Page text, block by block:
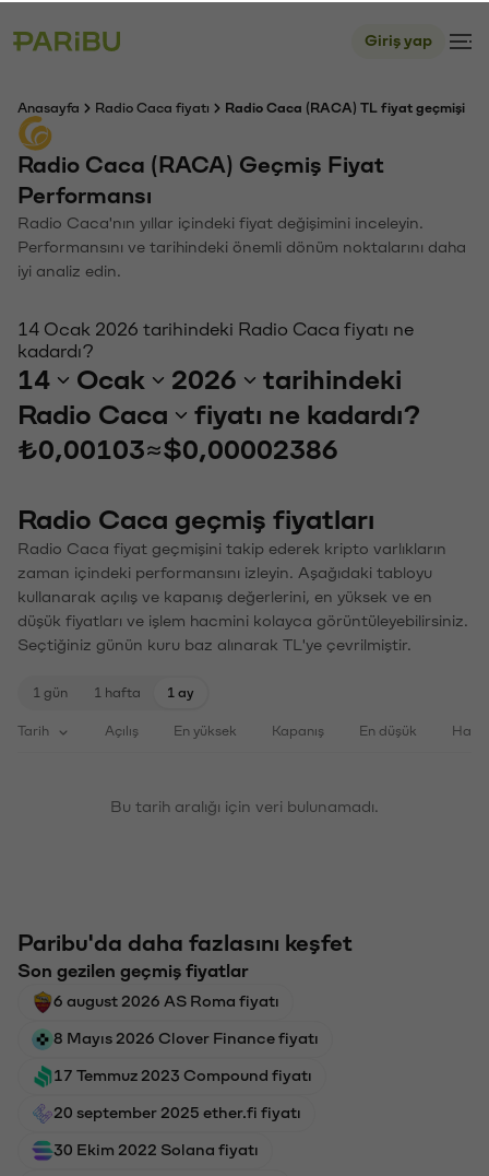
Giriş yap
Anasayfa Radio Caca fiyatı Radio Caca (RACA) TL fiyat geçmişi
Radio Caca (RACA) Geçmiş Fiyat
Performansı
Radio Caca'nın yıllar içindeki fiyat değişimini inceleyin.
Performansını ve tarihindeki önemli dönüm noktalarını daha
iyi analiz edin.
14 Ocak 2026 tarihindeki Radio Caca fiyatı ne
kadardı?
14 Ocak 2026
tarihindeki
Radio Caca
fiyatı ne kadardı?
₺0,00103≈$0,00002386
Radio Caca geçmiş fiyatları
Radio Caca fiyat geçmişini takip ederek kripto varlıkların
zaman içindeki performansını izleyin. Aşağıdaki tabloyu
kullanarak açılış ve kapanış değerlerini, en yüksek ve en
düşük fiyatları ve işlem hacmini kolayca görüntüleyebilirsiniz.
Seçtiğiniz günün kuru baz alınarak TL'ye çevrilmiştir.
1 gün 1 hafta 1 ay
Tarih Açılış En yüksek Kapanış En düşük
Bu tarih aralığı için veri bulunamadı.
Paribu'da daha fazlasını keşfet
Son gezilen geçmiş fiyatlar
6 august 2026 AS Roma fiyatı
8 Mayıs 2026 Clover Finance fiyatı
17 Temmuz 2023 Compound fiyatı
20 september 2025 ether.fi fiyatı
30 Ekim 2022 Solana fiyatı